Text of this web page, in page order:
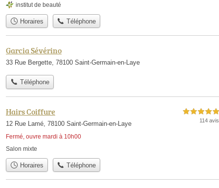
institut de beauté
Horaires Téléphone
Garcia Sévérino
33 Rue Bergette, 78100 Saint-Germain-en-Laye
Téléphone
Hairs Coiffure
12 Rue Lamé, 78100 Saint-Germain-en-Laye
Fermé, ouvre mardi à 10h00
5,0 étoiles sur 5
114 avis
Salon mixte
Horaires Téléphone